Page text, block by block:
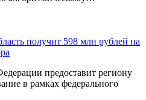
получит 598 млн рублей на
предоставит региону
в рамках федерального